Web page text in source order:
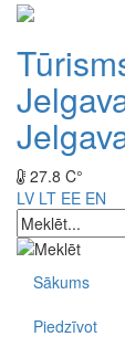
27.8 C°
LV LT EE EN
Sākums
Piedzīvot